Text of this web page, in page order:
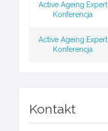
Active Ageing Expert
Konferencja
Active Ageing Expert
Konferencja
Kontakt